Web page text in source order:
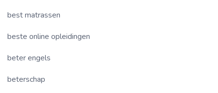
best matrassen
beste online opleidingen
beter engels
beterschap